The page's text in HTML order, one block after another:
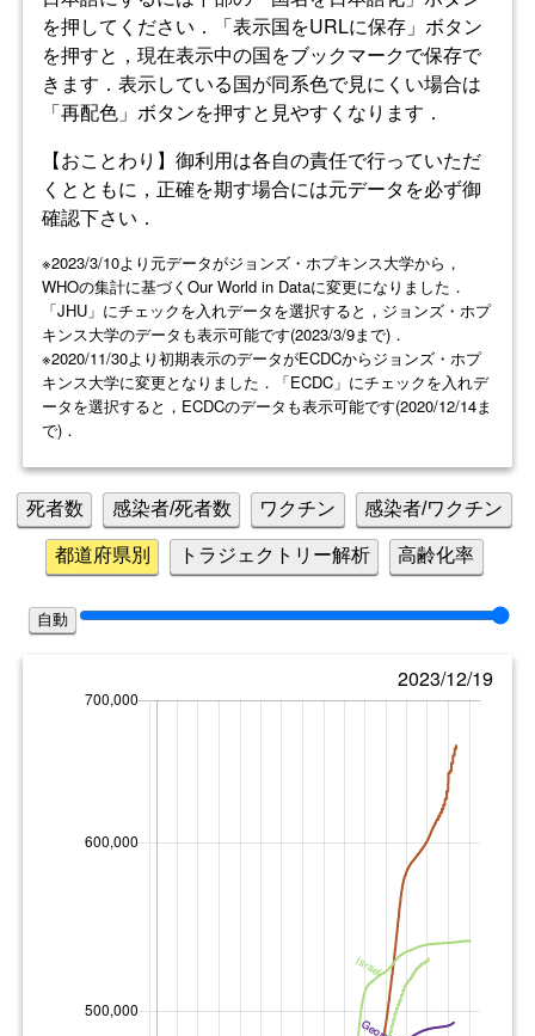
を押してください．「表示国をURLに保存」ボタン
を押すと，現在表示中の国をブックマークで保存で
きます．表示している国が同系色で見にくい場合は
「再配色」ボタンを押すと見やすくなります．
【おことわり】御利用は各自の責任で行っていただ
くとともに，正確を期す場合には元データを必ず御
確認下さい．
※2023/3/10より元データがジョンズ・ホプキンス大学から，
WHOの集計に基づくOur World in Dataに変更になりました．
「JHU」にチェックを入れデータを選択すると，ジョンズ・ホプ
キンス大学のデータも表示可能です(2023/3/9まで)．
※2020/11/30より初期表示のデータがECDCからジョンズ・ホプ
キンス大学に変更となりました．「ECDC」にチェックを入れデ
ータを選択すると，ECDCのデータも表示可能です(2020/12/14ま
で)．
死者数 感染者/死者数 ワクチン 感染者/ワクチン
都道府県別 トラジェクトリー解析 高齢化率
自動
2023/12/19